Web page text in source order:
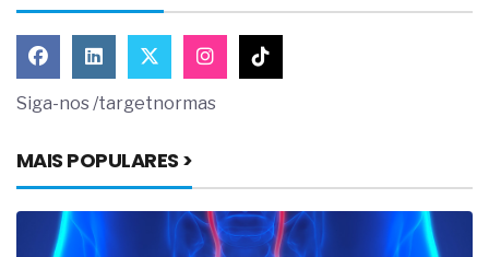
Siga-nos /targetnormas
MAIS POPULARES >